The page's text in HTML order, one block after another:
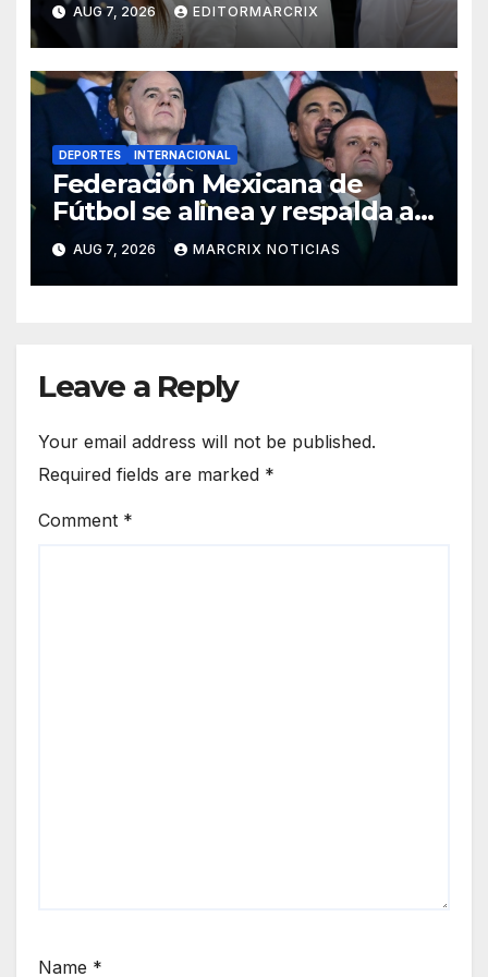
sucesión
AUG 7, 2026 EDITORMARCRIX
DEPORTES INTERNACIONAL
Federación Mexicana de
Fútbol se alinea y respalda a
Infantino en medio de la
polémica
AUG 7, 2026 MARCRIX NOTICIAS
Leave a Reply
Your email address will not be published.
Required fields are marked *
Comment *
Name *